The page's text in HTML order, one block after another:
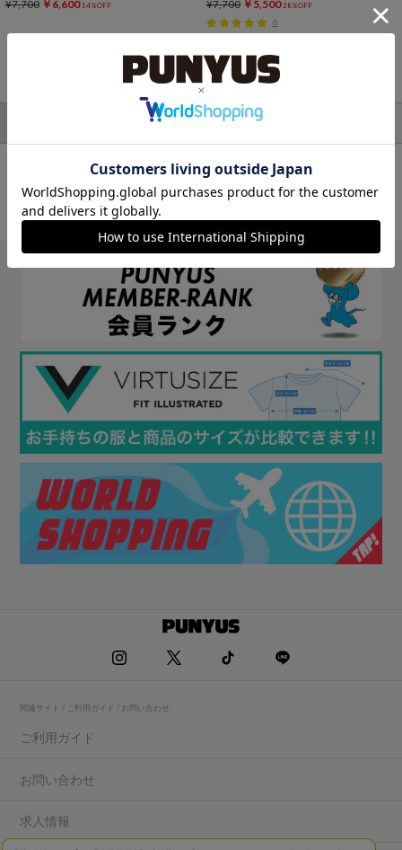
¥7,700 ￥6,600 14%OFF ¥7,700 ￥5,500 28%OFF
6
検索結果
アウター モッズコート
対象アイテム：0件
条件に一致するアイテムがありませんでした。
条件を変えて探してみてください。
関連サイト / ご利用ガイド / お問い合わせ
ご利用ガイド
お問い合わせ
求人情報